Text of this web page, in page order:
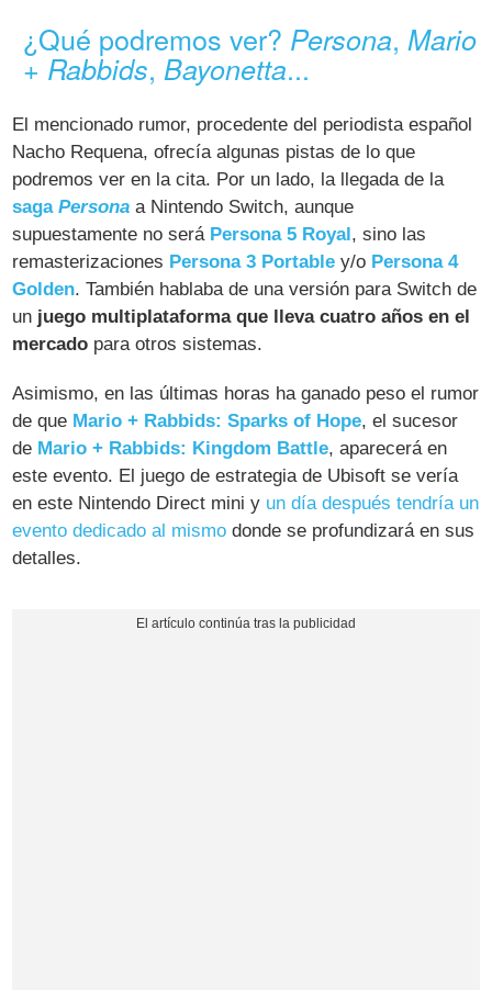
¿Qué podremos ver? Persona,Mario
+ Rabbids,Bayonetta...
El mencionado rumor, procedente del periodista español
Nacho Requena, ofrecía algunas pistas de lo que
podremos ver en la cita. Por un lado, la llegada de la
sagaPersona a Nintendo Switch, aunque
supuestamente no será Persona 5 Royal , sino las
remasterizaciones Persona 3 Portable y/o Persona 4
Golden. También hablaba de una versión para Switch de
un juego multiplataforma que lleva cuatro años en el
mercado para otros sistemas.
Asimismo, en las últimas horas ha ganado peso el rumor
de que Mario + Rabbids: Sparks of Hope, el sucesor
de Mario + Rabbids: Kingdom Battle, aparecerá en
este evento. El juego de estrategia de Ubisoft se vería
en este Nintendo Direct mini y un día después tendría un
evento dedicado al mismo donde se profundizará en sus
detalles.